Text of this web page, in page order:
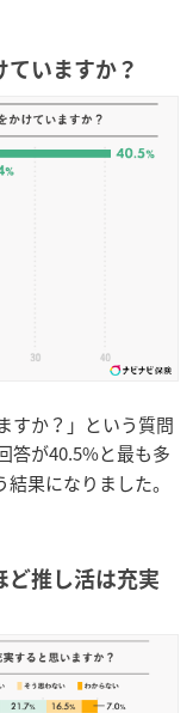
いますか？
すか？」という質問
答が40.5%と最も多
果になりました。
ど推し活は充実